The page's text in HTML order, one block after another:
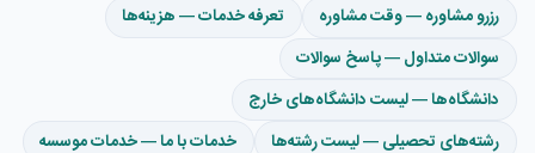
رزرو مشاوره — وقت مشاوره
تعرفه خدمات — هزینه‌ها
سوالات متداول — پاسخ سوالات
دانشگاه‌ها — لیست دانشگاه‌های خارج
رشته‌های تحصیلی — لیست رشته‌ها
خدمات با ما — خدمات موسسه